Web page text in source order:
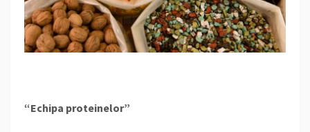
“Echipa proteinelor”